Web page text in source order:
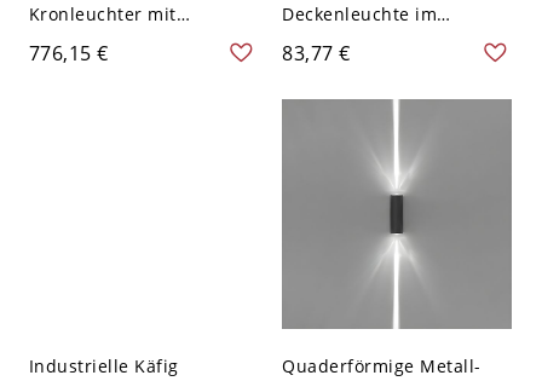
Kronleuchter mit
Glasschirm in 25 Zoll &
größerer Größe - 110V-
776,15 €
Deckenleuchte im
Blumen-Design, 110–120
V, 16,5″, Weißlicht
83,77 €
Industrielle Käfig
Quaderförmige Metall-